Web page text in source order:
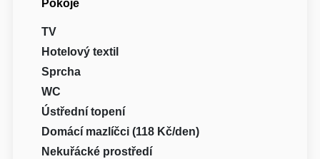
Pokoje
TV
Hotelový textil
Sprcha
WC
Ústřední topení
Domácí mazlíčci (118 Kč/den)
Nekuřácké prostředí